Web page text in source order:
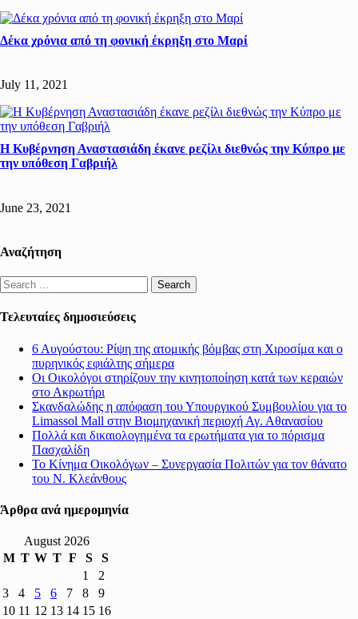
Δέκα χρόνια από τη φονική έκρηξη στο Μαρί
July 11, 2021
Η Κυβέρνηση Αναστασιάδη έκανε ρεζίλι διεθνώς την Κύπρο με
την υπόθεση Γαβριήλ
June 23, 2021
Αναζήτηση
Search
for:
Τελευταίες δημοσιεύσεις
6 Αυγούστου: Ρίψη της ατομικής βόμβας στη Χιροσίμα και ο
πυρηνικός εφιάλτης σήμερα
Οι Οικολόγοι στηρίζουν την κινητοποίηση κατά των κεραιών
στο Ακρωτήρι
Σκανδαλώδης η απόφαση του Υπουργικού Συμβουλίου για το
Limassol Mall στην Βιομηχανική περιοχή Αγ. Αθανασίου
Πολλά και δικαιολογημένα τα ερωτήματα για το πόρισμα
Πασχαλίδη
Το Κίνημα Οικολόγων – Συνεργασία Πολιτών για τον θάνατο
του Ν. Κλεάνθους
Άρθρα ανά ημερομηνία
August 2026
M T W T F S
S
1
2
3
4 5 6 7 8
9
10 11 12 13 14 15 16